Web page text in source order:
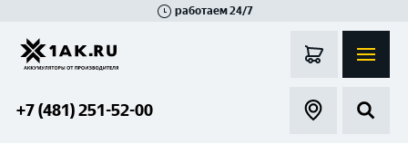
работаем 24/7
+7 (481) 251-52-00
Гатчина